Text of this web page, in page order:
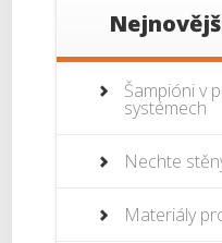
Šampióni v
systémech
Nechte
Materiály